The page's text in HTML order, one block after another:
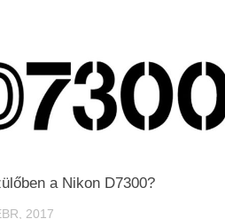
a Nikon D7300?
2017